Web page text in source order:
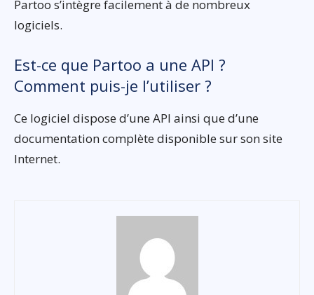
Partoo s’intègre facilement à de nombreux
logiciels.
Est-ce que Partoo a une API ?
Comment puis-je l’utiliser ?
Ce logiciel dispose d’une API ainsi que d’une
documentation complète disponible sur son site
Internet.